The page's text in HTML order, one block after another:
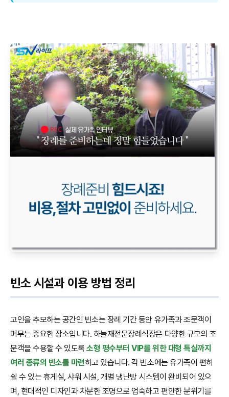
빈소 시설과 이용 방법 정리
고인을 추모하는 공간인 빈소는 장례 기간 동안 유가족과 조문객이
머무는 중요한 장소입니다. 하늘재전문장례식장은 다양한 규모의 조
문객을 수용할 수 있도록소형 평수부터 VIP를 위한 대형 특실까지
여러 종류의 빈소를 마련하고 있습니다. 각 빈소에는 유가족이 편히
쉴 수 있는 휴게실, 샤워 시설, 개별 냉난방 시스템이 완비되어 있으
며, 현대적인 디자인과 차분한 조명으로 엄숙하고 편안한 분위기를